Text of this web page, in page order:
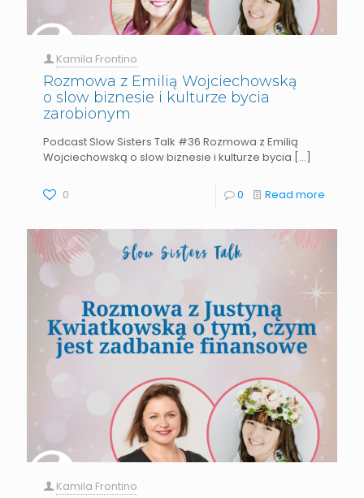
Kamila Frontino
Rozmowa z Emilią Wojciechowską
o slow biznesie i kulturze bycia
zarobionym
Podcast Slow Sisters Talk #36 Rozmowa z Emilią
Wojciechowską o slow biznesie i kulturze bycia […]
0 0 Read more
Kamila Frontino